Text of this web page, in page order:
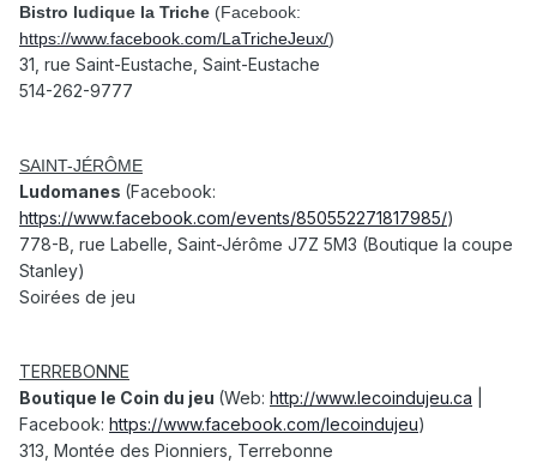
Bistro ludique la Triche (Facebook:
https://www.facebook.com/LaTricheJeux/)
31, rue Saint-Eustache, Saint-Eustache
514-262-9777
SAINT-JÉRÔME
Ludomanes (Facebook:
https://www.facebook.com/events/850552271817985/)
778-B, rue Labelle, Saint-Jérôme J7Z 5M3 (Boutique la coupe
Stanley)
Soirées de jeu
TERREBONNE
Boutique le Coin du jeu (Web: http://www.lecoindujeu.ca
Facebook: https://www.facebook.com/lecoindujeu)
313, Montée des Pionniers, Terrebonne